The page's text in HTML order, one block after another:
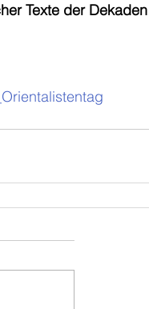
Texte der Dekaden